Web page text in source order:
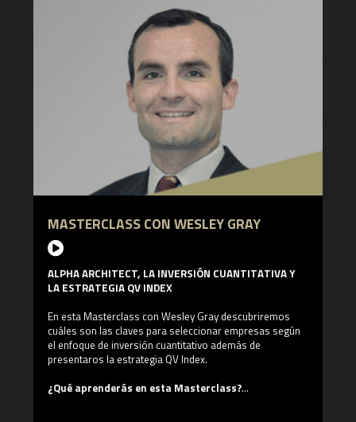
¿Quién es Corey Hoffstein?
Corey es el cofundador y director de inversiones de
Newfound Research. Newfound se fundó en agosto de
2008 con una premisa simple pero poderosa: los
inversores se preocupan profundamente por la
preservación del capital. Newfound ofrece un conjunto
completo de carteras ETF gestionadas tácticamente por
Cuenta con un Master en Ciencias en Finanzas
Computacionales de la Universidad Carnegie Mellon y una
Licenciatura en Ciencias de la Computación, cum laude, de
la Universidad de Cornell.
MASTERCLASS CON WESLEY GRAY
ALPHA ARCHITECT, LA INVERSIÓN CUANTITATIVA Y
LA ESTRATEGIA QV INDEX
En esta Masterclass con Wesley Gray descubriremos
cuáles son las claves para seleccionar empresas según
el enfoque de inversión cuantitativo además de
presentaros la estrategia QV Index.
¿Qué aprenderás en esta Masterclass?